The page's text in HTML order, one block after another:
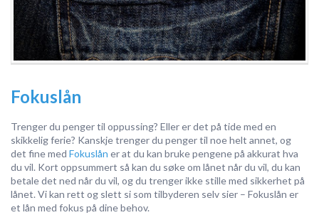
Fokuslån
Trenger du penger til oppussing? Eller er det på tide med en
skikkelig ferie? Kanskje trenger du penger til noe helt annet, og
det fine med Fokuslån er at du kan bruke pengene på akkurat hva
du vil. Kort oppsummert så kan du søke om lånet når du vil, du kan
betale det ned når du vil, og du trenger ikke stille med sikkerhet på
lånet. Vi kan rett og slett si som tilbyderen selv sier – Fokuslån er
et lån med fokus på dine behov.